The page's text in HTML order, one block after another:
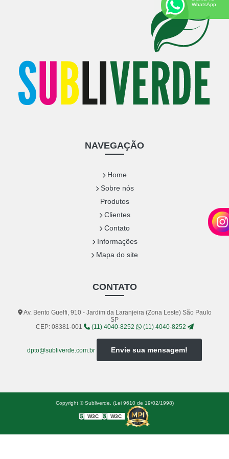
NAVEGAÇÃO
Home
Sobre nós
Produtos
Clientes
Contato
Informações
Mapa do site
CONTATO
Av. Bento Guelfi, 910 - Jardim da Laranjeira (Zona Leste) São Paulo
SP
CEP: 08381-001
(11) 4040-8252 (11) 4040-8252
dpto@subliverde.com.br Envie sua mensagem!
Copyright © Subliverde. (Lei 9610 de 19/02/1998)
W3C W3C
WhatsApp